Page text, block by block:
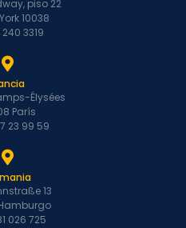
piso 22
10038
240 3319
Élysées
París
23 99 59
13
026 725